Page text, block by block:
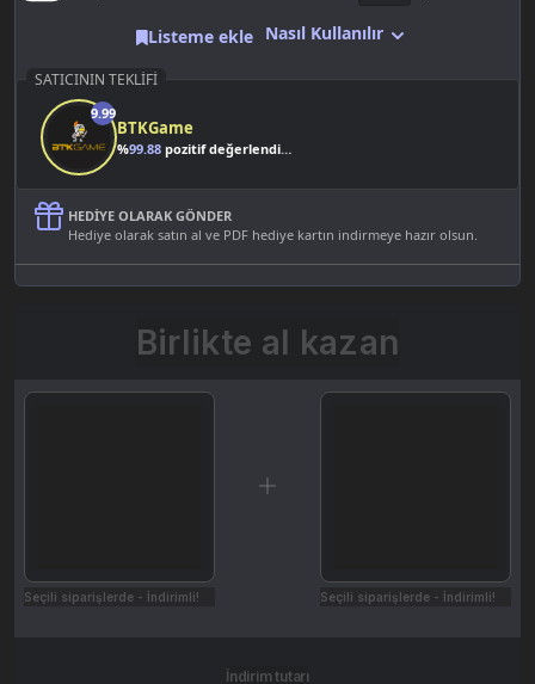
Nasıl Kullanılır
Listeme ekle
SATICININ TEKLIFI
9.99
BTKGame
%99.88 pozitif değerlendirme
HEDIYE OLARAK GÖNDER
Hediye olarak satın al ve PDF hediye kartın indirmeye hazır olsun.
Birlikte al kazan
Seçili siparişlerde - İndirimli! Seçili siparişlerde - İndirimli!
İndirim tutarı